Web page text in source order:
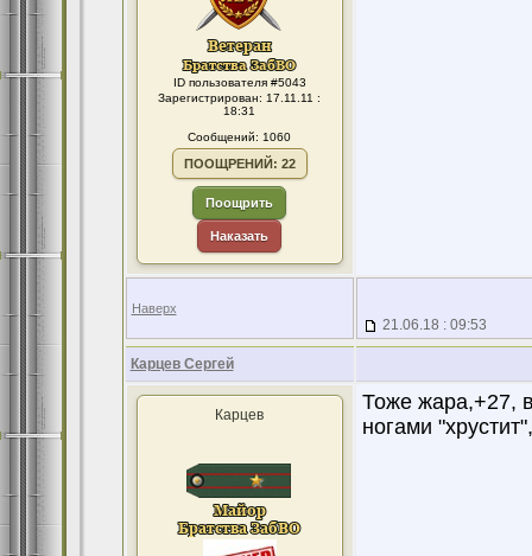
ID пользователя #5043
Зарегистрирован: 17.11.11 :
18:31
Сообщений: 1060
ПООЩРЕНИЙ: 22
Поощрить
Наказать
Наверх
21.06.18 : 09:53
Карцев Сергей
Карцев
Тоже жара,+27,
ногами